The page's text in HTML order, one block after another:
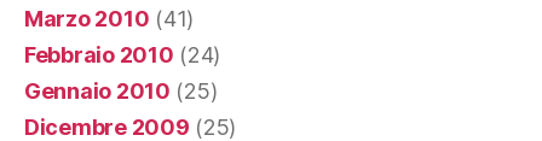
Marzo 2010 (41)
Febbraio 2010 (24)
Gennaio 2010 (25)
Dicembre 2009 (25)